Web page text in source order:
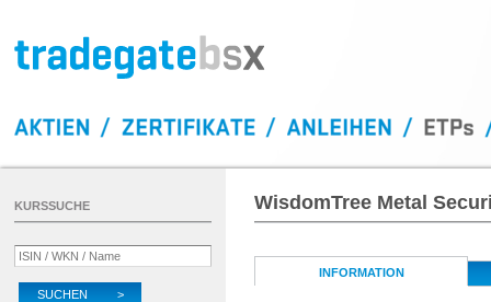
WisdomTree Metal
INFORMATION
KURSSUCHE
SUCHEN >